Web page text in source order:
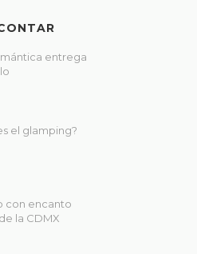
entrega
el glamping?
con encanto
la CDMX